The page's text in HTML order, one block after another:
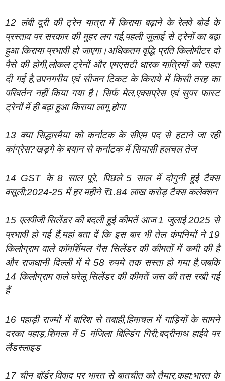
12 लंबी दूरी की ट्रेन यात्रा में किराया बढ़ाने के रेलवे बोर्ड के
प्रस्ताव पर सरकार की मुहर लग गई,पहली जुलाई से ट्रेनों का बढ़ा
हुआ किराया प्रभावी हो जाएगा।अधिकतम वृद्धि प्रति किलोमीटर दो
पैसे की होगी,लोकल ट्रेनों और एमएसटी धारक यात्रियों को राहत
दी गई है,उपनगरीय एवं सीजन टिकट के किराये में किसी तरह का
परिवर्तन नहीं किया गया है। सिर्फ मेल,एक्सप्रेस एवं सुपर फास्ट
ट्रेनों में ही बढ़ा हुआ किराया लागू होगा
13 क्या सिद्धारमैया को कर्नाटक के सीएम पद से हटाने जा रही
कांग्रेस?खड़गे के बयान से कर्नाटक में सियासी हलचल तेज
14 GST के 8 साल पूरे, पिछले 5 साल में दोगुनी हुई टैक्स
वसूली;2024-25 में हर महीने ₹1.84 लाख करोड़ टैक्स कलेक्शन
15 एलपीजी सिलेंडर की बदली हुई कीमतें आज 1 जुलाई 2025 से
प्रभावी हो गई हैं,यहां बता दें कि इस बार भी तेल कंपनियों ने 19
किलोग्राम वाले कॉमर्शियल गैस सिलेंडर की कीमतों में कमी की है
और राजधानी दिल्ली में ये 58 रुपये तक सस्ता हो गया है,जबकि
14 किलोग्राम वाले घरेलू सिलेंडर की कीमतें जस की तस रखी गई
हैं
16 पहाड़ी राज्यों में बारिश से तबाही,हिमाचल में गाड़ियों के सामने
दरका पहाड़,शिमला में 5 मंजिला बिल्डिंग गिरी;बद्रीनाथ हाईवे पर
लैंडस्लाइड
17 चीन बॉर्डर विवाद पर भारत से बातचीत को तैयार,कहा:भारत के